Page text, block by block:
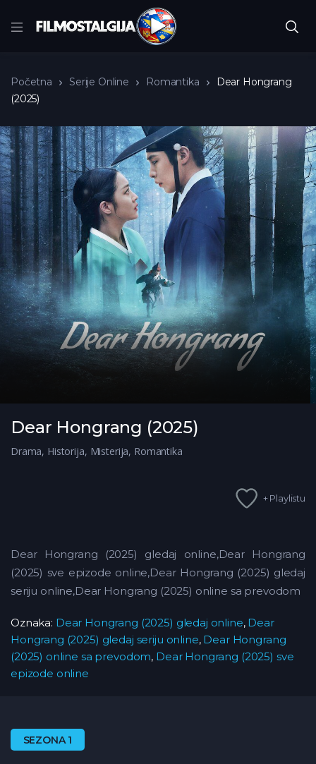
Početna Serije Online Romantika
Dear Hongrang
(2025)
Dear Hongrang (2025)
Drama, Historija, Misterija, Romantika
+ Playlistu
Dear Hongrang (2025) gledaj online,Dear Hongrang
(2025) sve epizode online,Dear Hongrang (2025) gledaj
seriju online,Dear Hongrang (2025) online sa prevodom
Oznaka: Dear Hongrang (2025) gledaj online, Dear
Hongrang (2025) gledaj seriju online, Dear Hongrang
(2025) online sa prevodom, Dear Hongrang (2025) sve
epizode online
SEZONA 1